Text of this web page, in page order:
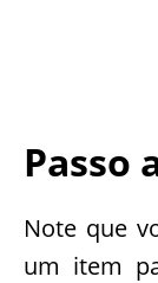
Passo
Note que
um item